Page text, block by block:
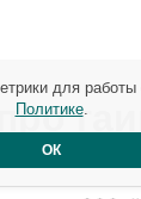
для работы
Политике.
ОК